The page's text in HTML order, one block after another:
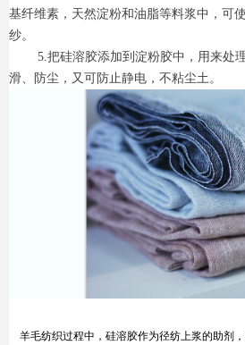
基纤维素，天然淀粉和油脂等料浆中，可
纱。
5.把硅溶胶添加到淀粉胶中，用来处理
滑、防尘，又可防止静电，不粘尘土。
羊毛纺织过程中，硅溶胶作为径纺上浆的助剂